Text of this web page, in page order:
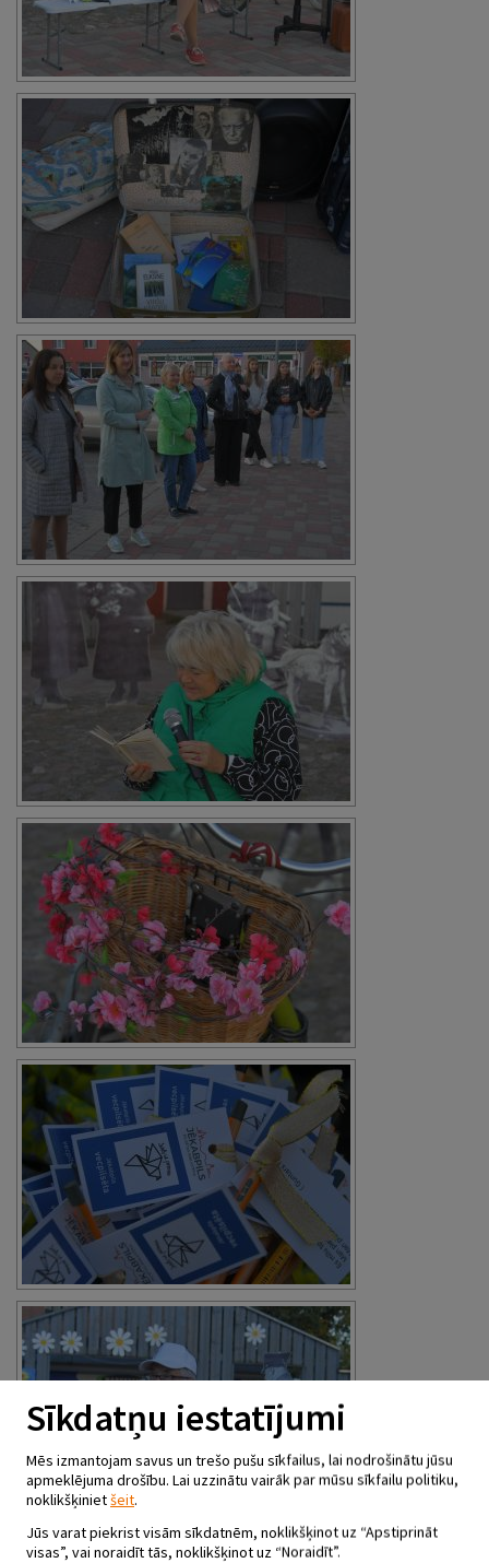
Sīkdatņu iestatījumi
Mēs izmantojam savus un trešo pušu sīkfailus, lai nodrošinātu jūsu
apmeklējuma drošību. Lai uzzinātu vairāk par mūsu sīkfailu politiku,
noklikšķinietšeit.
Jūs varat piekrist visām sīkdatnēm, noklikšķinot uz “Apstiprināt
visas”, vai noraidīt tās, noklikšķinot uz “Noraidīt”.